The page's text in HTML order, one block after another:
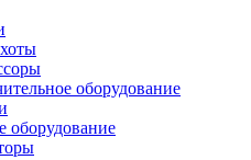
оборудование
оборудование